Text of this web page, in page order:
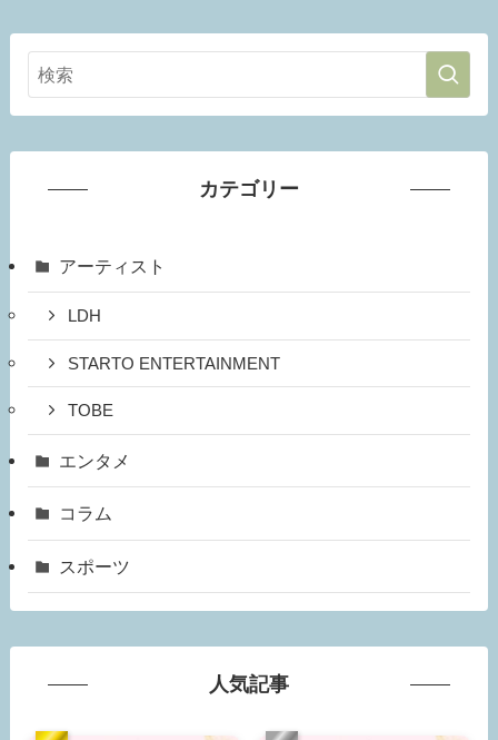
カテゴリー
アーティスト
LDH
STARTO ENTERTAINMENT
TOBE
エンタメ
コラム
スポーツ
人気記事